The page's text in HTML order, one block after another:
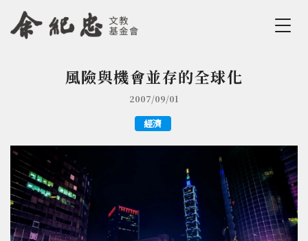
Jump to Navigation
Jump to Main content
您在這裡風險與機會並存的全球化
2007/09/01
經濟